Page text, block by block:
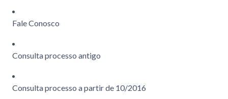
Fale Conosco
Consulta processo antigo
Consulta processo a partir de 10/2016